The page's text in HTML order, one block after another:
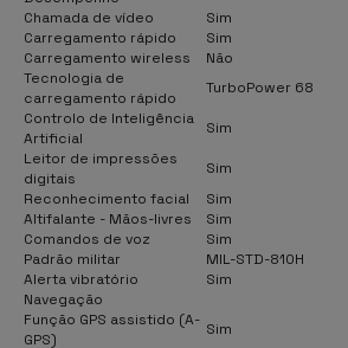
Chamada de vídeo
Sim
Carregamento rápido
Sim
Carregamento wireless
Não
Tecnologia de
carregamento rápido
TurboPower 68
Controlo de Inteligência
Artificial
Sim
Leitor de impressões
digitais
Sim
Reconhecimento facial
Sim
Altifalante - Mãos-livres
Sim
Comandos de voz
Sim
Padrão militar
MIL-STD-810H
Alerta vibratório
Sim
Navegação
Função GPS assistido (A-
GPS)
Sim